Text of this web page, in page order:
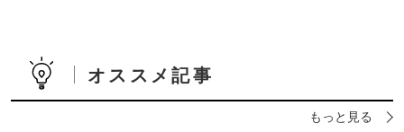
オススメ記事
もっと見る